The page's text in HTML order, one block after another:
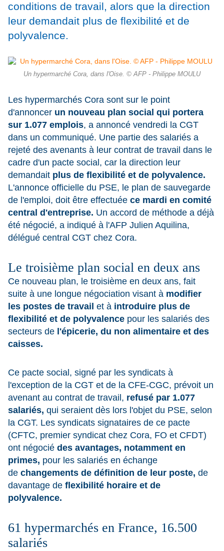
conditions de travail, alors que la direction
leur demandait plus de flexibilité et de
polyvalence.
Un hypermarché Cora, dans l'Oise. © AFP - Philippe MOULU
Les hypermarchés Cora sont sur le point
d'annoncer un nouveau plan social qui portera
sur 1.077 emplois, a annoncé vendredi la CGT
dans un communiqué. Une partie des salariés a
rejeté des avenants à leur contrat de travail dans le
cadre d'un pacte social, car la direction leur
demandait plus de flexibilité et de polyvalence.
L'annonce officielle du PSE, le plan de sauvegarde
de l'emploi, doit être effectuée ce mardi en comité
central d'entreprise. Un accord de méthode a déjà
été négocié, a indiqué à l'AFP Julien Aquilina,
délégué central CGT chez Cora.
Le troisième plan social en deux ans
Ce nouveau plan, le troisième en deux ans, fait
suite à une longue négociation visant à modifier
les postes de travail et à introduire plus de
flexibilité et de polyvalence pour les salariés des
secteurs de l'épicerie, du non alimentaire et des
caisses.
Ce pacte social, signé par les syndicats à
l'exception de la CGT et de la CFE-CGC, prévoit un
avenant au contrat de travail, refusé par 1.077
salariés, qui seraient dès lors l'objet du PSE, selon
la CGT. Les syndicats signataires de ce pacte
(CFTC, premier syndicat chez Cora, FO et CFDT)
ont négocié des avantages, notamment en
primes, pour les salariés en échange
de changements de définition de leur poste, de
davantage de flexibilité horaire et de
polyvalence.
61 hypermarchés en France, 16.500
salariés